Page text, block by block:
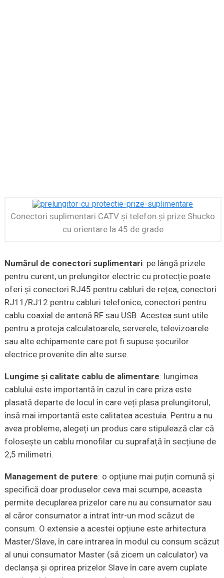
Conectori suplimentari CATV și telefon și prize Shucko
cu orientare la 45 de grade
Numărul de conectori suplimentari: pe lângă prizele
pentru curent, un prelungitor electric cu protecție poate
oferi și conectori RJ45 pentru cabluri de rețea, conectori
RJ11/RJ12 pentru cabluri telefonice, conectori pentru
cablu coaxial de antenă RF sau USB. Acestea sunt utile
pentru a proteja calculatoarele, serverele, televizoarele
sau alte echipamente care pot fi supuse șocurilor
electrice provenite din alte surse.
Lungime și calitate cablu de alimentare: lungimea
cablului este importantă în cazul în care priza este
plasată departe de locul în care veți plasa prelungitorul,
însă mai importantă este calitatea acestuia. Pentru a nu
avea probleme, alegeți un produs care stipulează clar că
folosește un cablu monofilar cu suprafață în secțiune de
2,5 milimetri.
Management de putere: o opțiune mai puțin comună și
specifică doar produselor ceva mai scumpe, aceasta
permite decuplarea prizelor care nu au consumator sau
al căror consumator a intrat într-un mod scăzut de
consum. O extensie a acestei opțiune este arhitectura
Master/Slave, în care intrarea în modul cu consum scăzut
al unui consumator Master (să zicem un calculator) va
declanșa și oprirea prizelor Slave în care avem cuplate